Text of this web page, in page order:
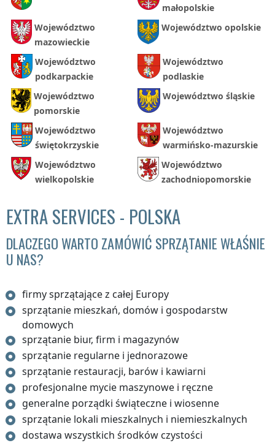
małopolskie
Województwo
mazowieckie
Województwo opolskie
Województwo
podkarpackie
Województwo
podlaskie
Województwo
pomorskie
Województwo śląskie
Województwo
świętokrzyskie
Województwo
warmińsko-mazurskie
Województwo
wielkopolskie
Województwo
zachodniopomorskie
EXTRA SERVICES - POLSKA
DLACZEGO WARTO ZAMÓWIĆ SPRZĄTANIE WŁAŚNIE
U NAS?
firmy sprzątające z całej Europy
sprzątanie mieszkań, domów i gospodarstw
domowych
sprzątanie biur, firm i magazynów
sprzątanie regularne i jednorazowe
sprzątanie restauracji, barów i kawiarni
profesjonalne mycie maszynowe i ręczne
generalne porządki świąteczne i wiosenne
sprzątanie lokali mieszkalnych i niemieszkalnych
dostawa wszystkich środków czystości